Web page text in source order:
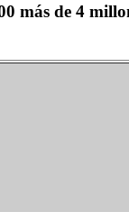
más de 4